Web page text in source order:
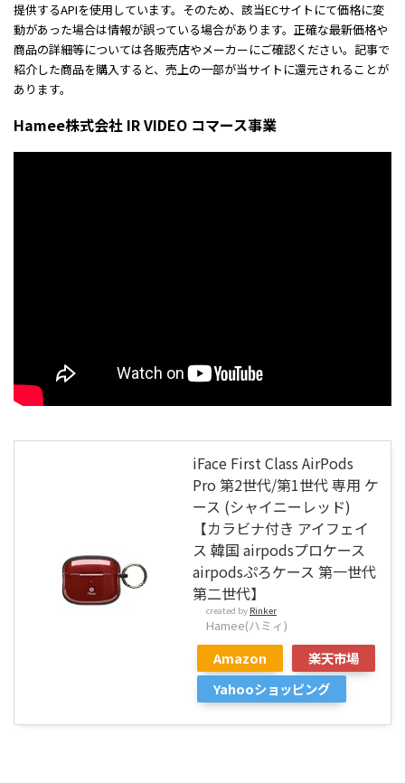
提供するAPIを使用しています。そのため、該当ECサイトにて価格に変
動があった場合は情報が誤っている場合があります。正確な最新価格や
商品の詳細等については各販売店やメーカーにご確認ください。記事で
紹介した商品を購入すると、売上の一部が当サイトに還元されることが
あります。
Hamee株式会社 IR VIDEO コマース事業
iFace First Class AirPods
Pro 第2世代/第1世代 専用 ケ
ース (シャイニーレッド)
【カラビナ付き アイフェイ
ス 韓国 airpodsプロケース
airpodsぷろケース 第一世代
第二世代】
created by Rinker
Hamee(ハミィ)
Amazon
楽天市場
Yahooショッピング